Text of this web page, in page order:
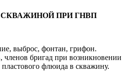
ПРИ ГНВП
выброс, фонтан, грифон.
членов бригад при
флюида в скважину.